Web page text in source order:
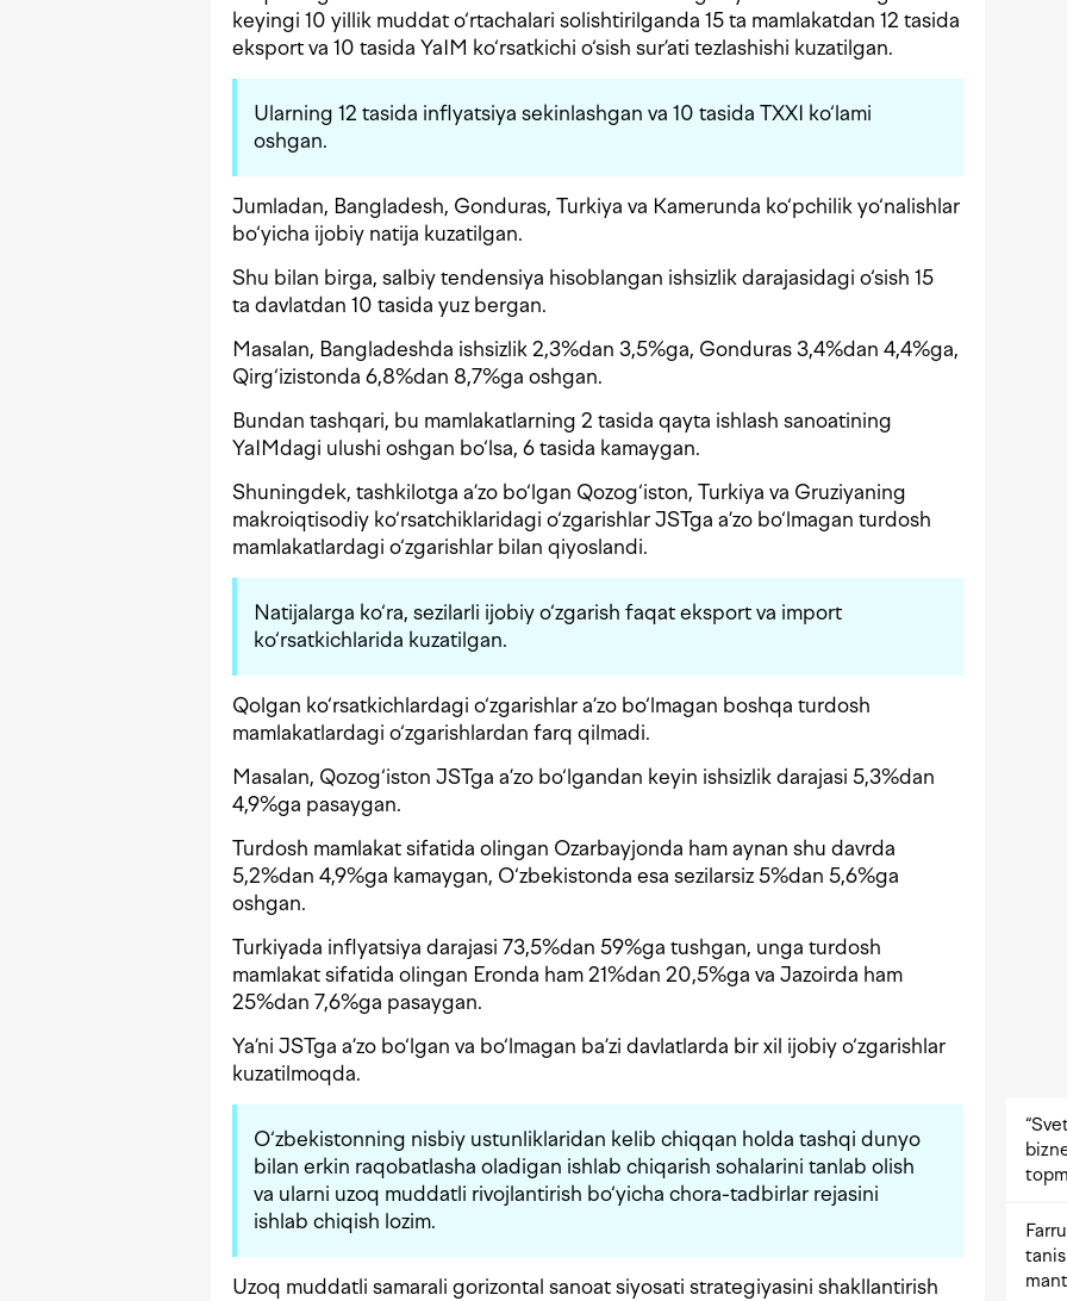
keyingi 10 yillik muddat o‘rtachalari solishtirilganda 15 ta mamlakatdan 12 tasida
eksport va 10 tasida YaIM ko‘rsatkichi o‘sish sur’ati tezlashishi kuzatilgan.
Ularning 12 tasida inflyatsiya sekinlashgan va 10 tasida TXXI ko‘lami
oshgan.
Jumladan, Bangladesh, Gonduras, Turkiya va Kamerunda ko‘pchilik yo‘nalishlar
bo‘yicha ijobiy natija kuzatilgan.
Shu bilan birga, salbiy tendensiya hisoblangan ishsizlik darajasidagi o‘sish 15
ta davlatdan 10 tasida yuz bergan.
Masalan, Bangladeshda ishsizlik 2,3%dan 3,5%ga, Gonduras 3,4%dan 4,4%ga,
Qirg‘izistonda 6,8%dan 8,7%ga oshgan.
Bundan tashqari, bu mamlakatlarning 2 tasida qayta ishlash sanoatining
YaIMdagi ulushi oshgan bo‘lsa, 6 tasida kamaygan.
Shuningdek, tashkilotga a’zo bo‘lgan Qozog‘iston, Turkiya va Gruziyaning
makroiqtisodiy ko‘rsatchiklaridagi o‘zgarishlar JSTga a’zo bo‘lmagan turdosh
mamlakatlardagi o‘zgarishlar bilan qiyoslandi.
Natijalarga ko‘ra, sezilarli ijobiy o‘zgarish faqat eksport va import
ko‘rsatkichlarida kuzatilgan.
Qolgan ko‘rsatkichlardagi o‘zgarishlar a’zo bo‘lmagan boshqa turdosh
mamlakatlardagi o‘zgarishlardan farq qilmadi.
Masalan, Qozog‘iston JSTga a’zo bo‘lgandan keyin ishsizlik darajasi 5,3%dan
4,9%ga pasaygan.
Turdosh mamlakat sifatida olingan Ozarbayjonda ham aynan shu davrda
5,2%dan 4,9%ga kamaygan, O‘zbekistonda esa sezilarsiz 5%dan 5,6%ga
oshgan.
Turkiyada inflyatsiya darajasi 73,5%dan 59%ga tushgan, unga turdosh
mamlakat sifatida olingan Eronda ham 21%dan 20,5%ga va Jazoirda ham
25%dan 7,6%ga pasaygan.
Ya’ni JSTga a’zo bo‘lgan va bo‘lmagan ba’zi davlatlarda bir xil ijobiy o‘zgarishlar
kuzatilmoqda.
O‘zbekistonning nisbiy ustunliklaridan kelib chiqqan holda tashqi dunyo
bilan erkin raqobatlasha oladigan ishlab chiqarish sohalarini tanlab olish
va ularni uzoq muddatli rivojlantirish bo‘yicha chora-tadbirlar rejasini
ishlab chiqish lozim.
Uzoq muddatli samarali gorizontal sanoat siyosati strategiyasini shakllantirish